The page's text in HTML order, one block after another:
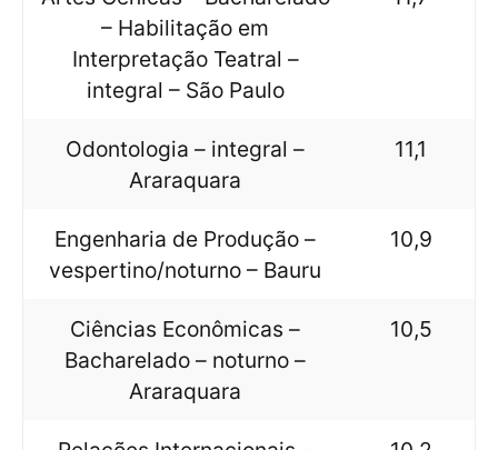
– Habilitação em
Interpretação Teatral –
integral – São Paulo
Odontologia – integral –
Araraquara
11,1
Engenharia de Produção –
vespertino/noturno – Bauru
10,9
Ciências Econômicas –
Bacharelado – noturno –
Araraquara
10,5